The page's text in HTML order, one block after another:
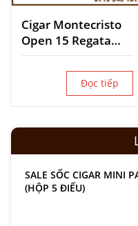
Cigar Montecristo
Open 15 Regata
Tubos TBN
Đọc tiếp
SALE SỐC CIGAR MINI
(HỘP 5 ĐIẾU)